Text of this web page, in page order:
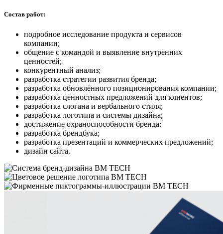
Состав работ:
подробное исследование продукта и сервисов
компании;
общение с командой и выявление внутренних
ценностей;
конкурентный анализ;
разработка стратегии развития бренда;
разработка обновлённого позиционирования компании;
разработка ценностных предложений для клиентов;
разработка слогана и вербального стиля;
разработка логотипа и системы дизайна;
достижение охраноспособности бренда;
разработка брендбука;
разработка презентаций и коммерческих предложений;
дизайн сайта.